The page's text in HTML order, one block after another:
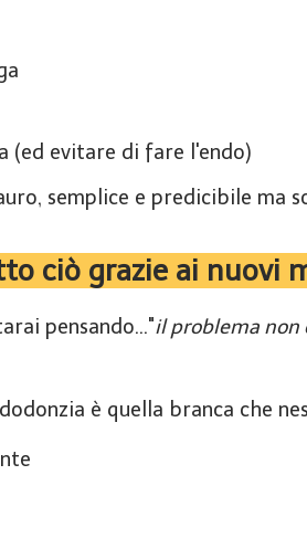
(ed evitare di fare l'endo)
semplice e predicibile ma
ciò grazie ai nuovi
pensando..."il problema non
è quella branca che